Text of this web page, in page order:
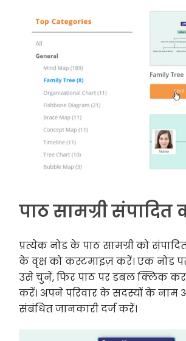
पाठ सामग्री संपादित
प्रत्येक नोड के पाठ सामग्री को
के वृक्ष को कस्टमाइज़ करें। एक नोड
उसे चुनें, फिर पाठ पर डबल क्लिक
करें। अपने परिवार के सदस्यों के नाम
संबंधित जानकारी दर्ज करें।